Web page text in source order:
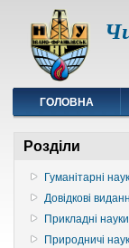
ГОЛОВНА
Розділи
Гуманітарні
Довідкові
Прикладні
Природничі